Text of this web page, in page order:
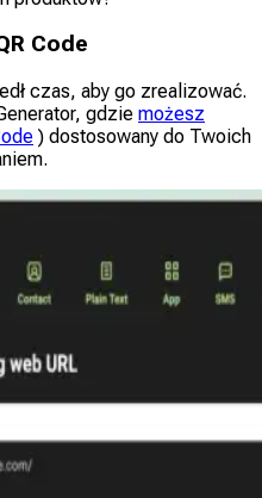
Code
czas, aby go zrealizować.
gdzie możesz
) dostosowany do Twoich